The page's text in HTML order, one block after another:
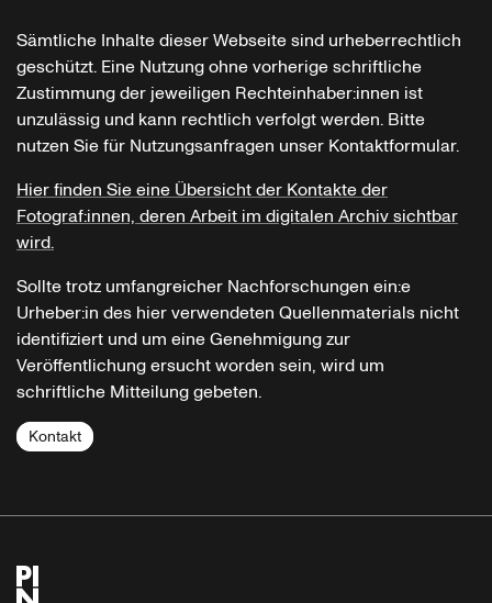
Sämtliche Inhalte dieser Webseite sind urheberrechtlich
geschützt. Eine Nutzung ohne vorherige schriftliche
Zustimmung der jeweiligen Rechteinhaber:innen ist
unzulässig und kann rechtlich verfolgt werden. Bitte
nutzen Sie für Nutzungsanfragen unser Kontaktformular.
Hier finden Sie eine Übersicht der Kontakte der
Fotograf:innen, deren Arbeit im digitalen Archiv sichtbar
wird.
Sollte trotz umfangreicher Nachforschungen ein:e
Urheber:in des hier verwendeten Quellenmaterials nicht
identifiziert und um eine Genehmigung zur
Veröffentlichung ersucht worden sein, wird um
schriftliche Mitteilung gebeten.
Kontakt